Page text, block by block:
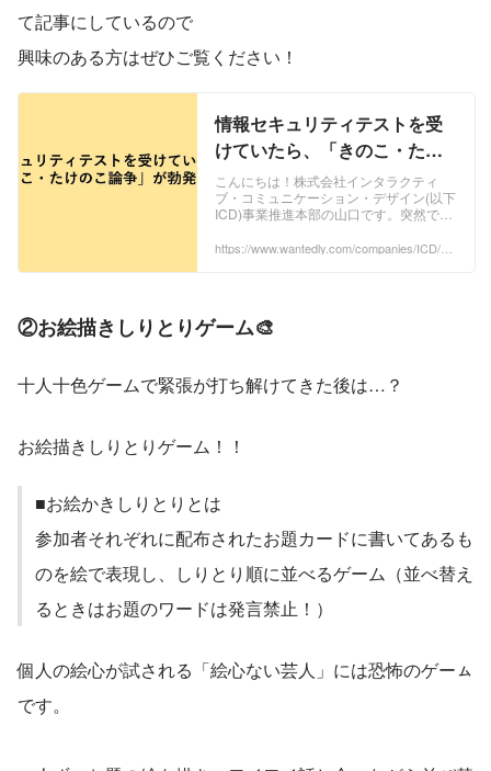
て記事にしているので
興味のある方はぜひご覧ください！
情報セキュリティテストを受
けていたら、「きのこ・たけ
のこ論争」が勃発した話 | 株式
会社インタラクティブ・コミ
ュニケーション・デザイン
こんにちは！株式会社インタラクティ
ブ・コミュニケーション・デザイン(以下
ICD)事業推進本部の山口です。突然です
ですか？接客業でお客様と会話する際に
https://www.wantedly.com/companies/ICD/po
②お絵描きしりとりゲーム🎨
十人十色ゲームで緊張が打ち解けてきた後は…？
お絵描きしりとりゲーム！！
■お絵かきしりとりとは
参加者それぞれに配布されたお題カードに書いてあるも
のを絵で表現し、しりとり順に並べるゲーム（並べ替え
るときはお題のワードは発言禁止！）
個人の絵心が試される「絵心ない芸人」には恐怖のゲーㇺ
です。